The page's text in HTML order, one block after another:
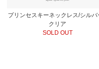
プリンセスキーネックレス/シルバ
クリア
SOLD OUT